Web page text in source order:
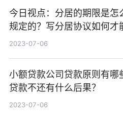
今日视点：分居的期限是怎
规定的？写分居协议如何才
效？
2023-07-06
小额贷款公司贷款原则有哪
贷款不还有什么后果？
2023-07-06